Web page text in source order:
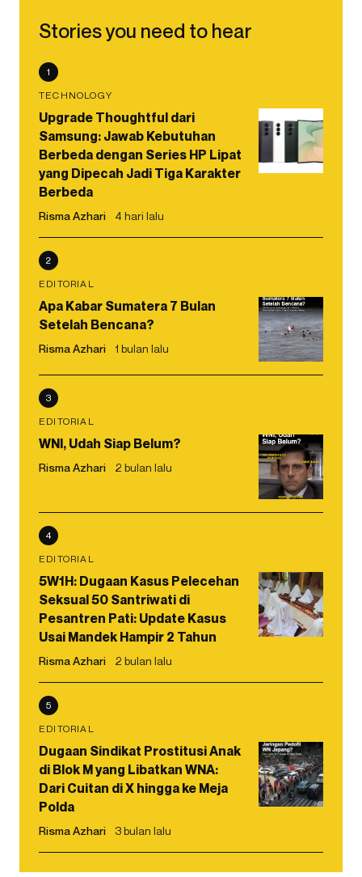
Stories you need to hear
1
TECHNOLOGY
Upgrade Thoughtful dari
Samsung: Jawab Kebutuhan
Berbeda dengan Series HP Lipat
yang Dipecah Jadi Tiga Karakter
Berbeda
Risma Azhari 4 hari lalu
2
EDITORIAL
Apa Kabar Sumatera 7 Bulan
Setelah Bencana?
Risma Azhari 1 bulan lalu
3
EDITORIAL
WNI, Udah Siap Belum?
Risma Azhari 2 bulan lalu
4
EDITORIAL
5W1H: Dugaan Kasus Pelecehan
Seksual 50 Santriwati di
Pesantren Pati: Update Kasus
Usai Mandek Hampir 2 Tahun
Risma Azhari 2 bulan lalu
5
EDITORIAL
Dugaan Sindikat Prostitusi Anak
di Blok M yang Libatkan WNA:
Dari Cuitan di X hingga ke Meja
Polda
Risma Azhari 3 bulan lalu